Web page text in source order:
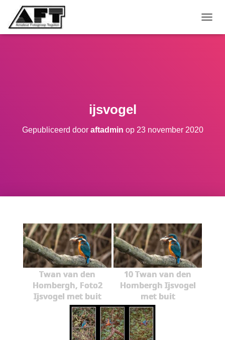
ijsvogel
Gepubliceerd door aftadmin op 23 november 2020
Twan van den
Hombergh, Foto2
Ijsvogel met buit
10 Twan van den
Hombergh Ijsvogel
met buit